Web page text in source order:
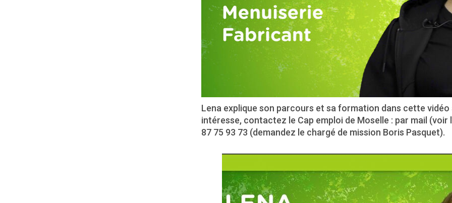
Lena explique son parcours et sa formation dans cette vidéo
intéresse, contactez le Cap emploi de Moselle : par mail
87 75 93 73 (demandez le chargé de mission Boris Pasquet).